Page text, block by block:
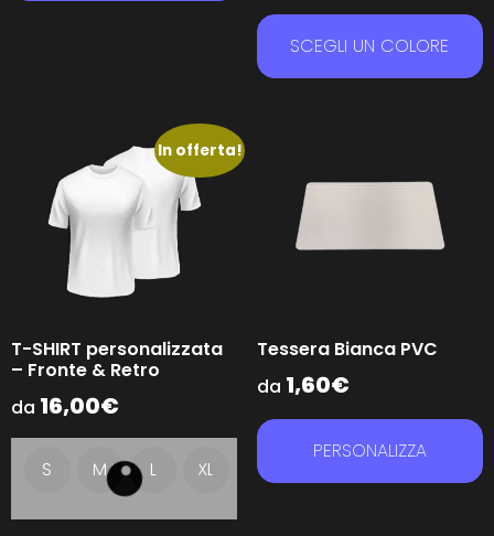
SCEGLI UN COLORE
In offerta!
T-SHIRT personalizzata
– Fronte & Retro
da 16,00€
S M L XL
Tessera Bianca PVC
da 1,60€
PERSONALIZZA